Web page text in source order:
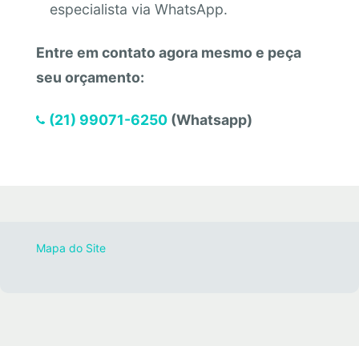
especialista via WhatsApp.
Entre em contato agora mesmo e peça
seu orçamento:
(21) 99071-6250(Whatsapp)
Mapa do Site